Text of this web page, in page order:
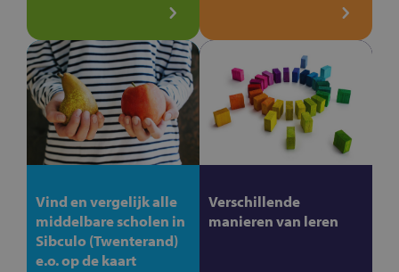
Vind en vergelijk alle
middelbare scholen in
Sibculo (Twenterand)
e.o. op de kaart
Verschillende
manieren van leren